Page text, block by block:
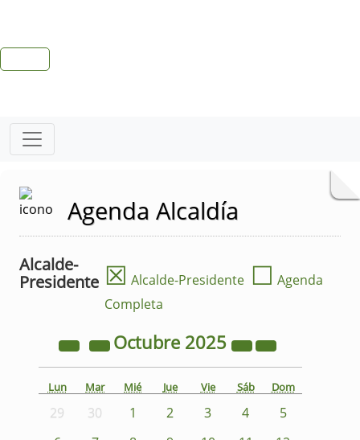
Agenda Alcaldía
Alcalde-
Presidente ☒ Alcalde-Presidente ☐ Agenda
Completa
Octubre 2025
Lun Mar Mié Jue Vie Sáb Dom
29 30 1 2 3 4
5